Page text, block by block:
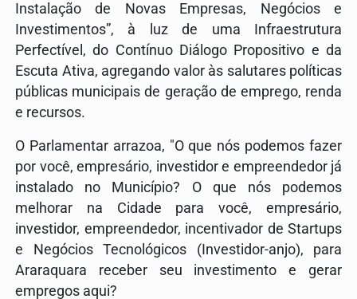
Instalação de Novas Empresas, Negócios e
Investimentos”, à luz de uma Infraestrutura
Perfectível, do Contínuo Diálogo Propositivo e da
Escuta Ativa, agregando valor às salutares políticas
públicas municipais de geração de emprego, renda
e recursos.
O Parlamentar arrazoa, "O que nós podemos fazer
por você, empresário, investidor e empreendedor já
instalado no Município? O que nós podemos
melhorar na Cidade para você, empresário,
investidor, empreendedor, incentivador de Startups
e Negócios Tecnológicos (Investidor-anjo), para
Araraquara receber seu investimento e gerar
empregos aqui?